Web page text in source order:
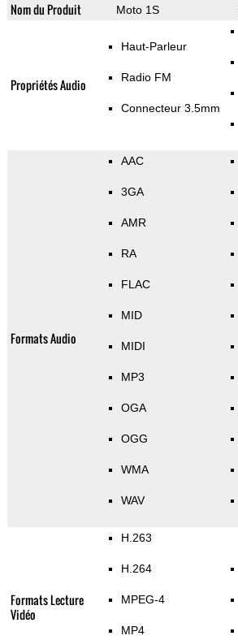
Nom du Produit Moto 1S
Propriétés Audio
Haut-Parleur
Radio FM
Connecteur 3.5mm
Formats Audio
AAC
3GA
AMR
RA
FLAC
MID
MIDI
MP3
OGA
OGG
WMA
WAV
Formats Lecture
Vidéo
H.263
H.264
MPEG-4
MP4